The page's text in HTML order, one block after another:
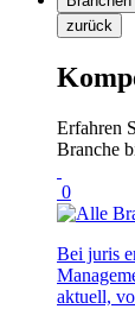
zurück
Erfahren
Branche
0
Bei juris
aktuell,